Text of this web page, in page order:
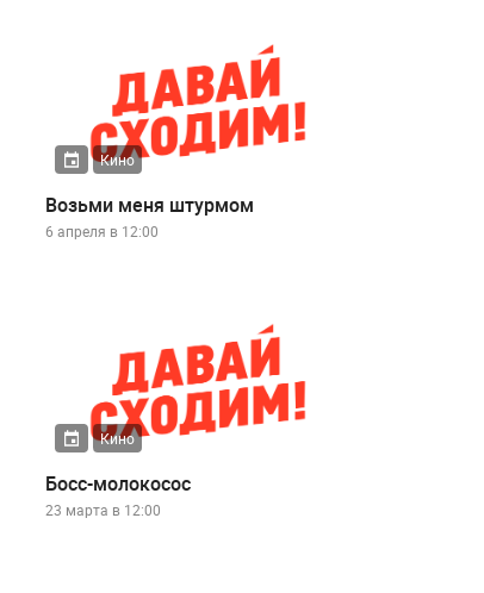
Кино
Возьми меня штурмом
6 апреля в 12:00
Кино
Босс-молокосос
23 марта в 12:00